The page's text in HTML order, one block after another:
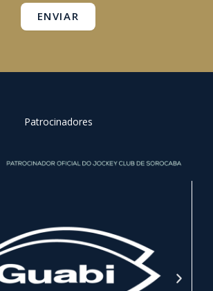
ENVIAR
Patrocinadores